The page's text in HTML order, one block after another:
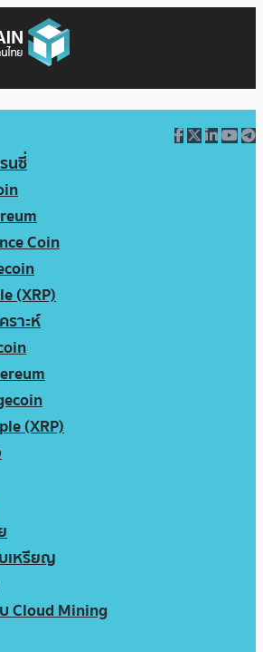
นซี่
Coin
(XRP)
ราะห์
(XRP)
เหรียญ
Cloud Mining